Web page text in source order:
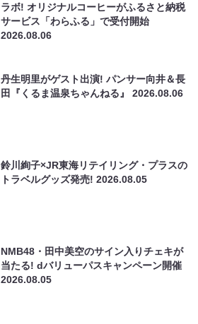
ラボ! オリジナルコーヒーがふるさと納税
サービス「わらふる」で受付開始
2026.08.06
丹生明里がゲスト出演! パンサー向井＆長
田『くるま温泉ちゃんねる』2026.08.06
鈴川絢子×JR東海リテイリング・プラスの
トラベルグッズ発売!2026.08.05
NMB48・田中美空のサイン入りチェキが
当たる! dバリューパスキャンペーン開催
2026.08.05